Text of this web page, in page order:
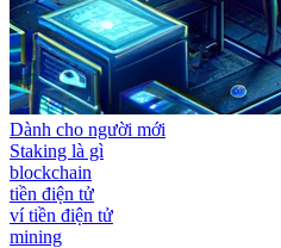
Dành cho người mới
Staking là gì
blockchain
tiền điện tử
ví tiền điện tử
mining